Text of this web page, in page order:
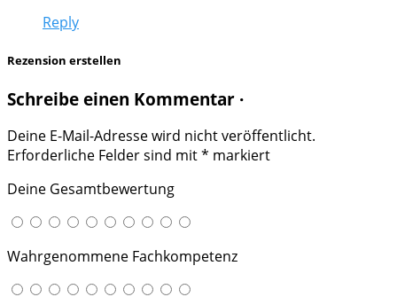
Reply
Rezension erstellen
Schreibe einen Kommentar ·
Deine E-Mail-Adresse wird nicht veröffentlicht.
Erforderliche Felder sind mit* markiert
Deine Gesamtbewertung
Wahrgenommene Fachkompetenz